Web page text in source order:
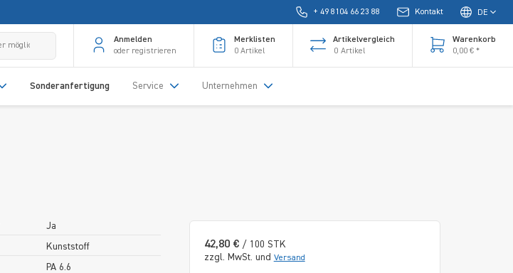
+ 49 8104 66 23 88 Kontakt DE
Anmelden
oder registrieren
Merklisten
0 Artikel
Artikelvergleich
0 Artikel
Warenkorb
0,00 € *
Sonderanfertigung Service Unternehmen
42,80 € / 100 STK
zzgl. MwSt. und Versand
Ja
Kunststoff
PA 6.6